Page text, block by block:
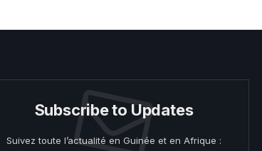
Subscribe to Updates
Suivez toute l’actualité en Guinée et en Afrique :